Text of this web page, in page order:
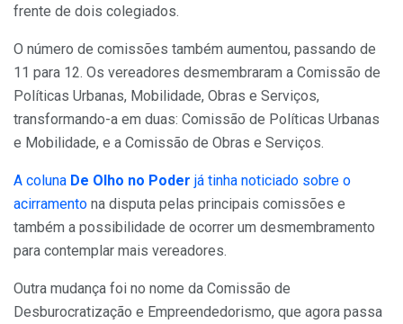
frente de dois colegiados.
O número de comissões também aumentou, passando de
11 para 12. Os vereadores desmembraram a Comissão de
Políticas Urbanas, Mobilidade, Obras e Serviços,
transformando-a em duas: Comissão de Políticas Urbanas
e Mobilidade, e a Comissão de Obras e Serviços.
A coluna De Olho no Poder já tinha noticiado sobre o
acirramento na disputa pelas principais comissões e
também a possibilidade de ocorrer um desmembramento
para contemplar mais vereadores.
Outra mudança foi no nome da Comissão de
Desburocratização e Empreendedorismo, que agora passa